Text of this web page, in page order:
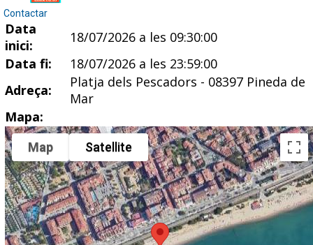
Contactar
Data
inici:
18/07/2026 a les 09:30:00
Data fi:
18/07/2026 a les 23:59:00
Adreça:
Platja dels Pescadors - 08397 Pineda de
Mar
Mapa:
Map Satellite